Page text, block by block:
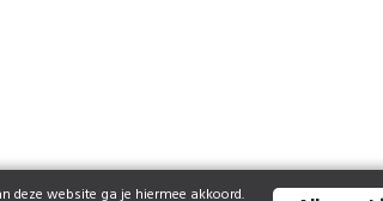
deze website ga je hiermee akkoord.